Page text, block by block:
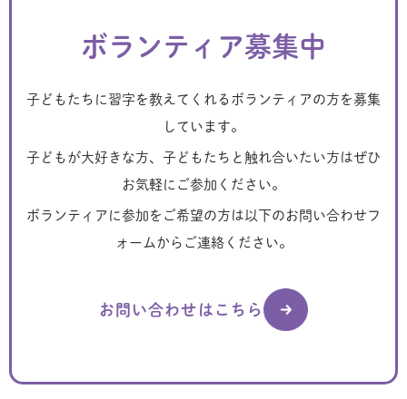
ボランティア募集中
子どもたちに習字を教えてくれるボランティアの方を募集
しています。
子どもが大好きな方、子どもたちと触れ合いたい方はぜひ
お気軽にご参加ください。
ボランティアに参加をご希望の方は以下のお問い合わせフ
ォームからご連絡ください。
お問い合わせはこちら